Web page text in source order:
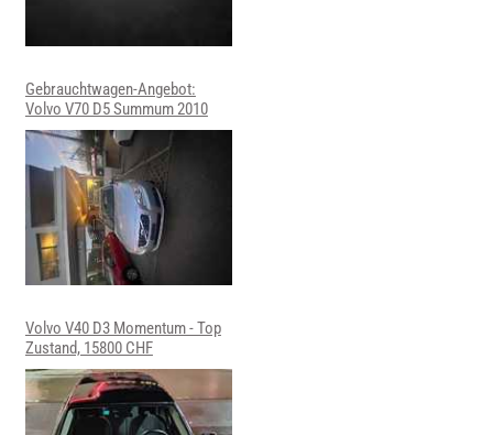
Gebrauchtwagen-Angebot:
Volvo V70 D5 Summum 2010
Volvo V40 D3 Momentum - Top
Zustand, 15800 CHF